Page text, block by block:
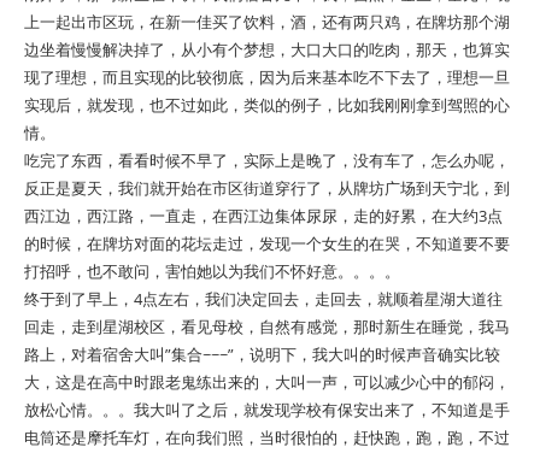
上一起出市区玩，在新一佳买了饮料，酒，还有两只鸡，在牌坊那个湖
边坐着慢慢解决掉了，从小有个梦想，大口大口的吃肉，那天，也算实
现了理想，而且实现的比较彻底，因为后来基本吃不下去了，理想一旦
实现后，就发现，也不过如此，类似的例子，比如我刚刚拿到驾照的心
情。
吃完了东西，看看时候不早了，实际上是晚了，没有车了，怎么办呢，
反正是夏天，我们就开始在市区街道穿行了，从牌坊广场到天宁北，到
西江边，西江路，一直走，在西江边集体尿尿，走的好累，在大约3点
的时候，在牌坊对面的花坛走过，发现一个女生的在哭，不知道要不要
打招呼，也不敢问，害怕她以为我们不怀好意。。。。
终于到了早上，4点左右，我们决定回去，走回去，就顺着星湖大道往
回走，走到星湖校区，看见母校，自然有感觉，那时新生在睡觉，我马
路上，对着宿舍大叫”集合~~~”，说明下，我大叫的时候声音确实比较
大，这是在高中时跟老鬼练出来的，大叫一声，可以减少心中的郁闷，
放松心情。。。我大叫了之后，就发现学校有保安出来了，不知道是手
电筒还是摩托车灯，在向我们照，当时很怕的，赶快跑，跑，跑，不过